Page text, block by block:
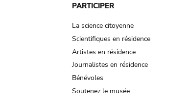
PARTICIPER
La science citoyenne
Scientifiques en résidence
Artistes en résidence
Journalistes en résidence
Bénévoles
Soutenez le musée